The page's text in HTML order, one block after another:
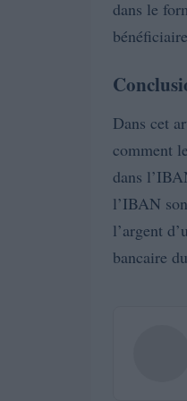
dans le
Dans cet
comment
dans
l’IBAN
l’argent
bancaire